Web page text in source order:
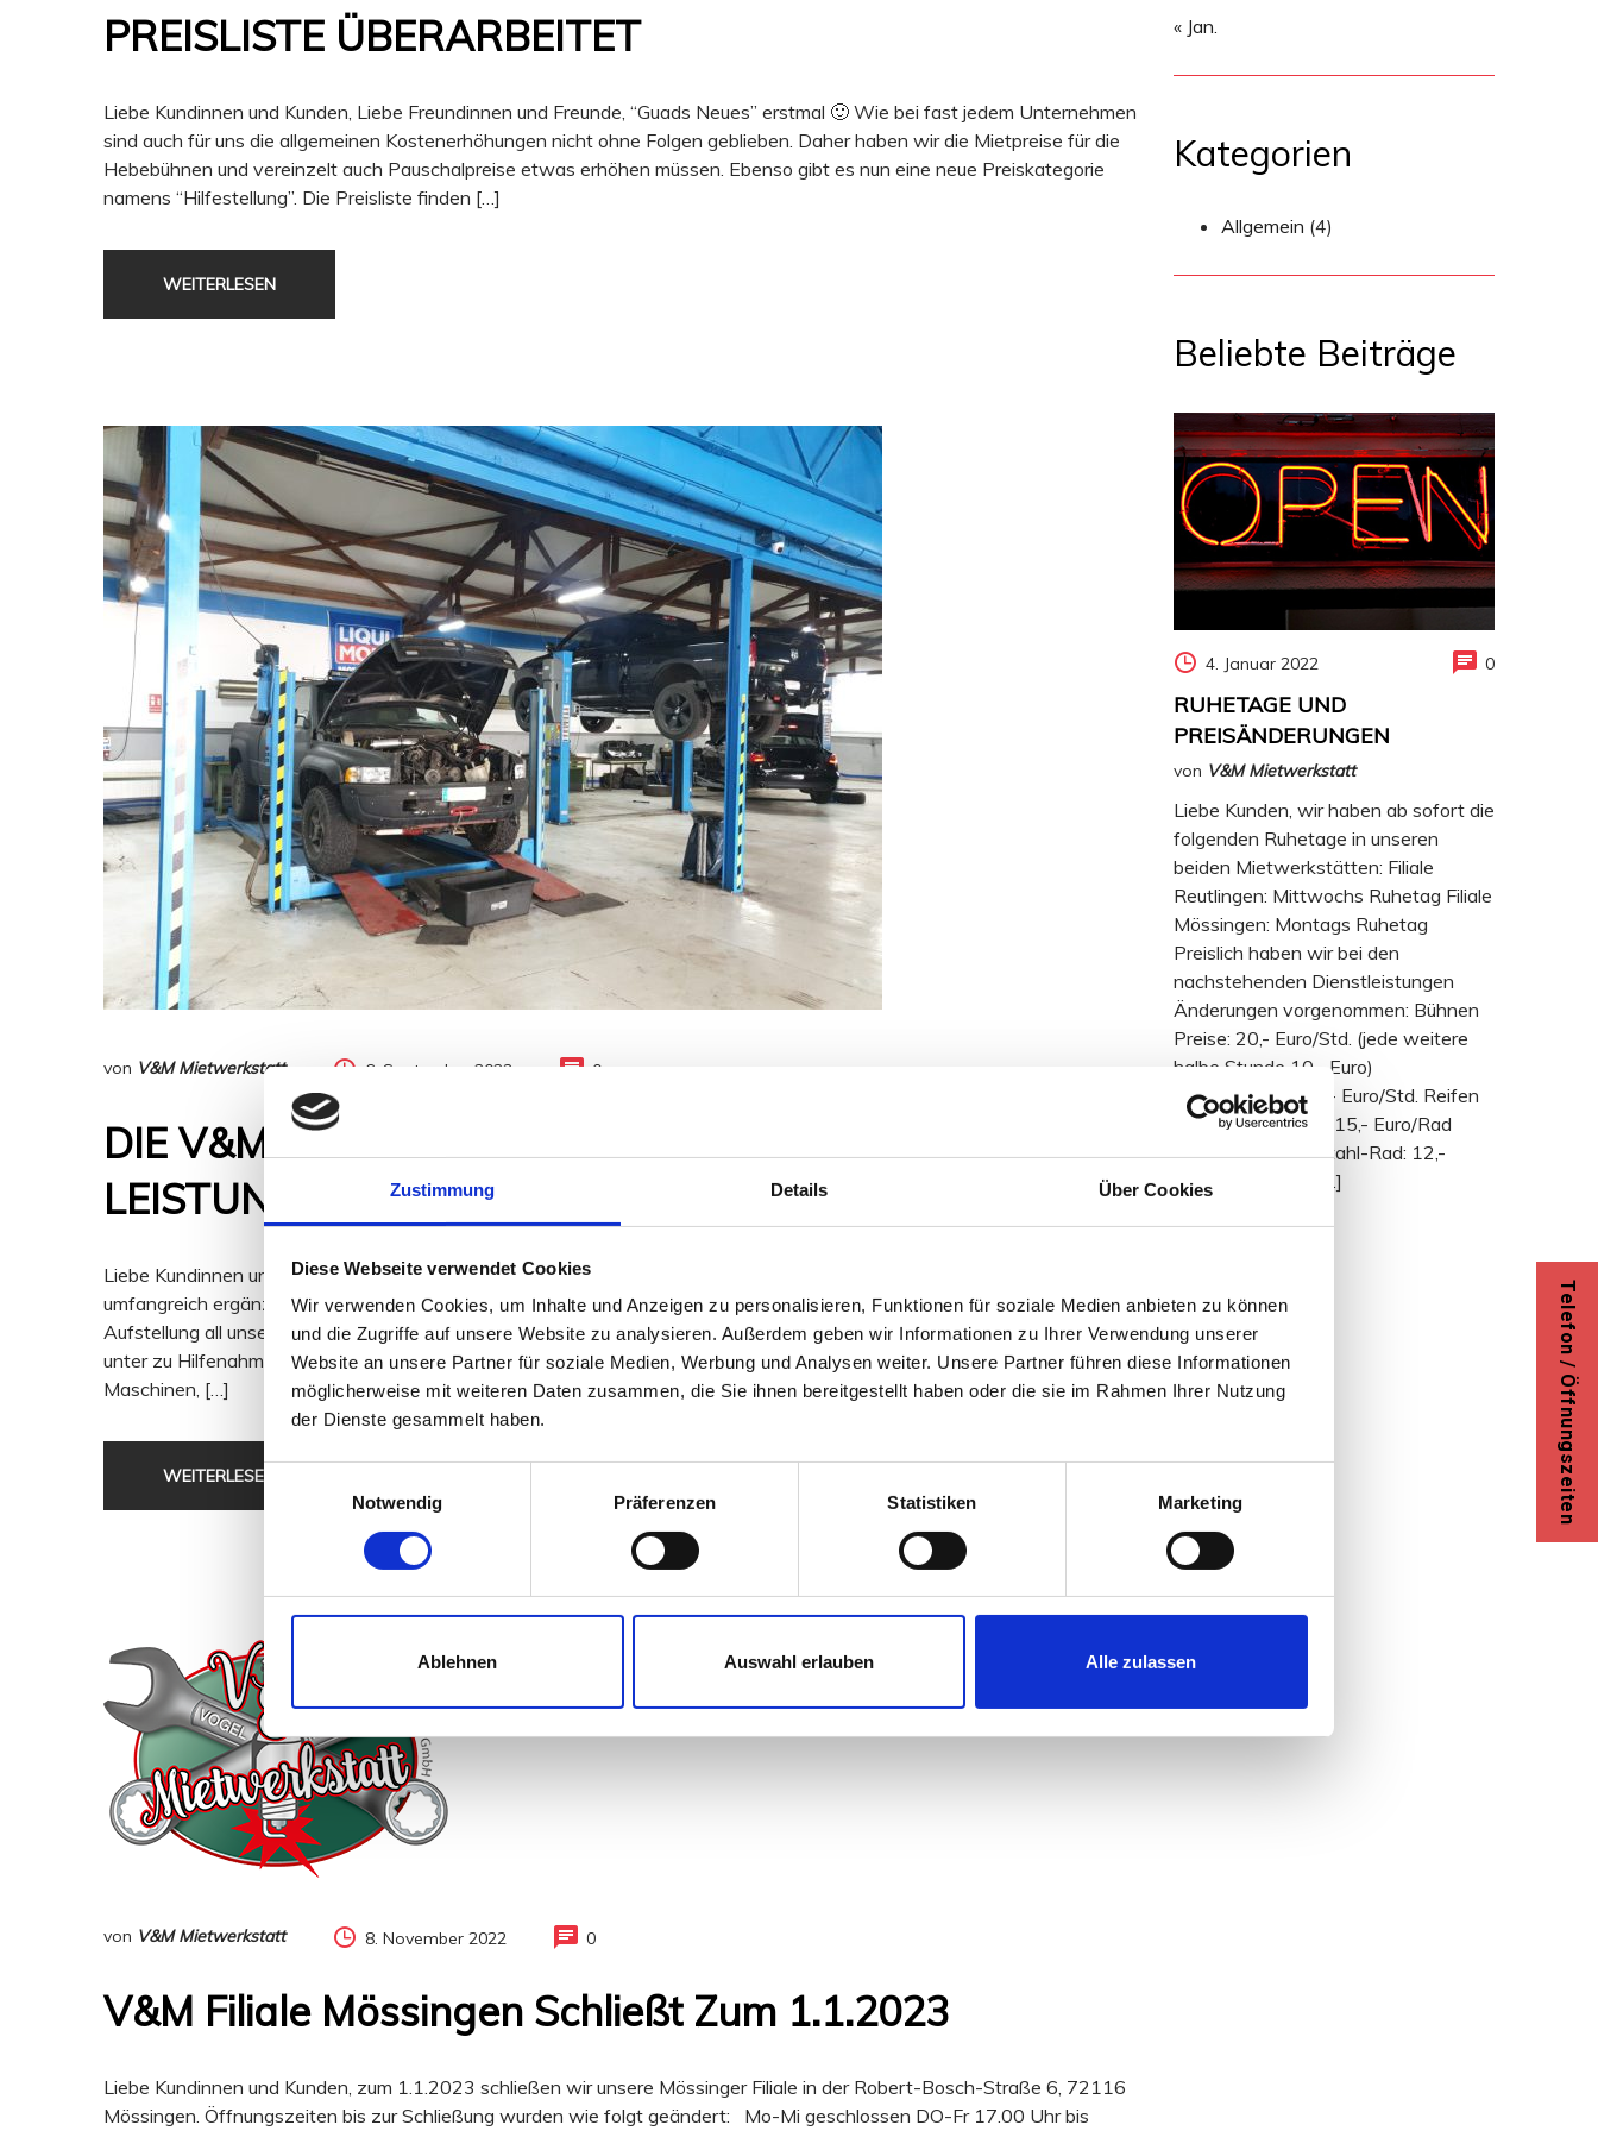
Zustimmung Details Über Cookies
Diese Webseite verwendet Cookies
Wir verwenden Cookies, um Inhalte und Anzeigen zu personalisieren, Funktionen für soziale Medien anbieten zu können
und die Zugriffe auf unsere Website zu analysieren. Außerdem geben wir Informationen zu Ihrer Verwendung unserer
Website an unsere Partner für soziale Medien, Werbung und Analysen weiter. Unsere Partner führen diese Informationen
möglicherweise mit weiteren Daten zusammen, die Sie ihnen bereitgestellt haben oder die sie im Rahmen Ihrer Nutzung
der Dienste gesammelt haben.
Einwilligungsauswahl
Notwendig
Präferenzen Statistiken Marketing
Ablehnen Auswahl erlauben Alle zulassen
PREISLISTE ÜBERARBEITET
Liebe Kundinnen und Kunden, Liebe Freundinnen und Freunde, “Guads Neues” erstmal 🙂 Wie bei fast jedem Unternehmen
sind auch für uns die allgemeinen Kostenerhöhungen nicht ohne Folgen geblieben. Daher haben wir die Mietpreise für die
Hebebühnen und vereinzelt auch Pauschalpreise etwas erhöhen müssen. Ebenso gibt es nun eine neue Preiskategorie
namens “Hilfestellung”. Die Preisliste finden […]
WEITERLESEN
von V&M Mietwerkstatt 6. September 2023 0
DIE V&M MIETWERKSTATT BAUT AUS! NEUE
LEISTUNGEN, NEUE GERÄTE, NEUE PREISLISTE.
Liebe Kundinnen und Kunden, Liebe Freundinnen und Freunde, wir haben unsere Preisliste ganz frisch überarbeitet und
umfangreich ergänzt. Ab sofort finden Sie unter https://www.vm-mietwerkstatt.de/preise/ eine nahezu vollständige
Aufstellung all unserer Leistungen. Sie finden eine (nun hoffentlich) vollständige und unmissverständliche Preisgestaltung
unter zu Hilfenahme einer neuen Kategorisierung. Neu in unserem Portfolio sind unter anderem Dienstleistungen,
Maschinen, […]
WEITERLESEN
von V&M Mietwerkstatt 8. November 2022 0
V&M Filiale Mössingen Schließt Zum 1.1.2023
Liebe Kundinnen und Kunden, zum 1.1.2023 schließen wir unsere Mössinger Filiale in der Robert-Bosch-Straße 6, 72116
Mössingen. Öffnungszeiten bis zur Schließung wurden wie folgt geändert: Mo-Mi geschlossen DO-Fr 17.00 Uhr bis
« Jan.
Kategorien
Allgemein (4)
Beliebte Beiträge
4. Januar 2022 0
RUHETAGE UND
PREISÄNDERUNGEN
von V&M Mietwerkstatt
Liebe Kunden, wir haben ab sofort die
folgenden Ruhetage in unseren
beiden Mietwerkstätten: Filiale
Reutlingen: Mittwochs Ruhetag Filiale
Mössingen: Montags Ruhetag
Preislich haben wir bei den
nachstehenden Dienstleistungen
Änderungen vorgenommen: Bühnen
Preise: 20,- Euro/Std. (jede weitere
halbe Stunde 10,- Euro)
Schweißgerät: 20,- Euro/Std. Reifen
Montage Alu-Rad: 15,- Euro/Rad
Reifen Montage Stahl-Rad: 12,-
Euro/Rad Reifen […]
Telefon / Öffnungszeiten